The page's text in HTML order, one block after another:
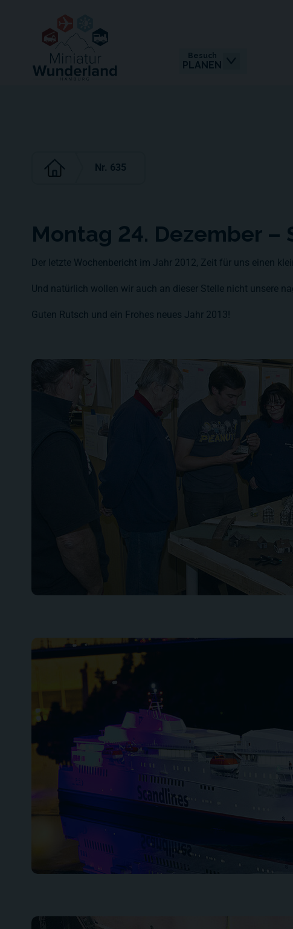
Besuch
PLANEN
Nr. 635
Montag 24. Dezember –
Der letzte Wochenbericht im Jahr 2012, Zeit für uns einen
Und natürlich wollen wir auch an dieser Stelle nicht unsere
Guten Rutsch und ein Frohes neues Jahr 2013!